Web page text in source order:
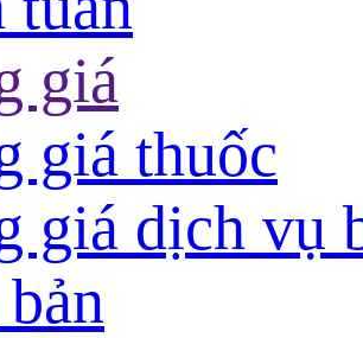
giá
giá thuốc
giá dịch vụ